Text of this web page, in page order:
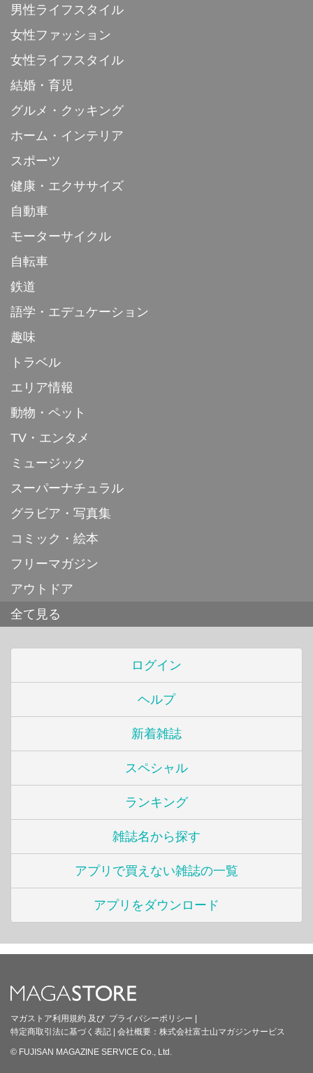
男性ライフスタイル
女性ファッション
女性ライフスタイル
結婚・育児
グルメ・クッキング
ホーム・インテリア
スポーツ
健康・エクササイズ
自動車
モーターサイクル
自転車
鉄道
語学・エデュケーション
趣味
トラベル
エリア情報
動物・ペット
TV・エンタメ
ミュージック
スーパーナチュラル
グラビア・写真集
コミック・絵本
フリーマガジン
アウトドア
全て見る
ログイン
ヘルプ
新着雑誌
スペシャル
ランキング
雑誌名から探す
アプリで買えない雑誌の一覧
アプリをダウンロード
マガストア利用規約 及び プライバシーポリシー
特定商取引法に基づく表記
会社概要： 株式会社富士山マガジンサービス
© FUJISAN MAGAZINE SERVICE Co., Ltd.